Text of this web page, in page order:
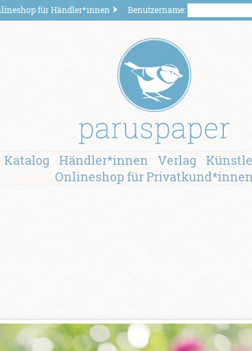
für Händler*innen Benutzername:
Katalog Händler*innen Verlag
Onlineshop für Privatkund*innen